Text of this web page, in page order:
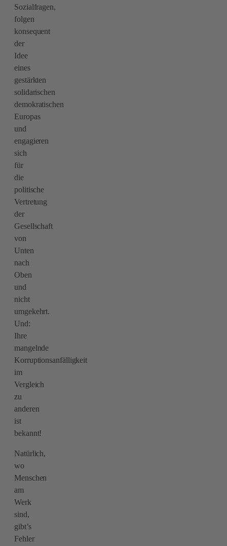
Sozialfragen,
folgen
konsequent
der
Idee
eines
gestärkten
solidarischen
demokratischen
Europas
und
engagieren
sich
für
die
politische
Vertretung
der
Gesellschaft
von
Unten
nach
Oben
und
nicht
umgekehrt.
Und:
Ihre
mangelnde
Korruptionsanfälligkeit
im
Vergleich
zu
anderen
ist
bekannt!
Natürlich,
wo
Menschen
am
Werk
sind,
gibt’s
Fehler